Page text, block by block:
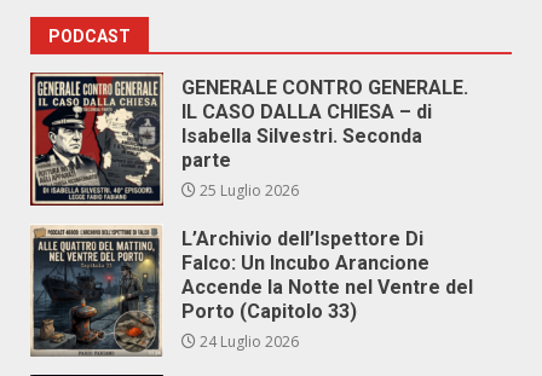
PODCAST
GENERALE CONTRO GENERALE.
IL CASO DALLA CHIESA – di
Isabella Silvestri. Seconda
parte
25 Luglio 2026
L’Archivio dell’Ispettore Di
Falco: Un Incubo Arancione
Accende la Notte nel Ventre del
Porto (Capitolo 33)
24 Luglio 2026